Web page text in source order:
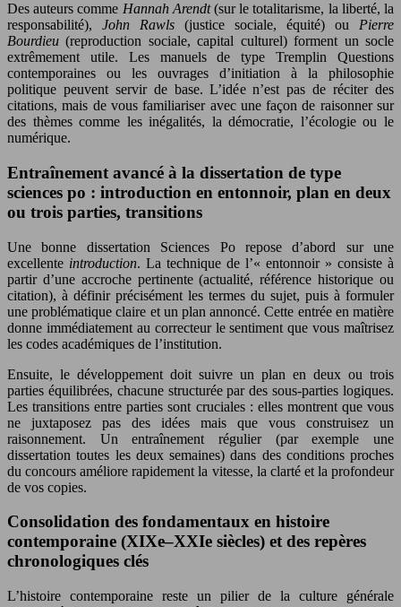
Des auteurs comme Hannah Arendt(sur le totalitarisme, la liberté, la
responsabilité), John Rawls (justice sociale, équité) ou Pierre
Bourdieu (reproduction sociale, capital culturel) forment un socle
extrêmement utile. Les manuels de type Tremplin Questions
contemporaines ou les ouvrages d’initiation à la philosophie
politique peuvent servir de base. L’idée n’est pas de réciter des
citations, mais de vous familiariser avec une façon de raisonner sur
des thèmes comme les inégalités, la démocratie, l’écologie ou le
numérique.
Entraînement avancé à la dissertation de type
sciences po : introduction en entonnoir, plan en deux
ou trois parties, transitions
Une bonne dissertation Sciences Po repose d’abord sur une
excellente introduction. La technique de l’« entonnoir » consiste à
partir d’une accroche pertinente (actualité, référence historique ou
citation), à définir précisément les termes du sujet, puis à formuler
une problématique claire et un plan annoncé. Cette entrée en matière
donne immédiatement au correcteur le sentiment que vous maîtrisez
les codes académiques de l’institution.
Ensuite, le développement doit suivre un plan en deux ou trois
parties équilibrées, chacune structurée par des sous-parties logiques.
Les transitions entre parties sont cruciales : elles montrent que vous
ne juxtaposez pas des idées mais que vous construisez un
raisonnement. Un entraînement régulier (par exemple une
dissertation toutes les deux semaines) dans des conditions proches
du concours améliore rapidement la vitesse, la clarté et la profondeur
de vos copies.
Consolidation des fondamentaux en histoire
contemporaine (XIXe–XXIe siècles) et des repères
chronologiques clés
L’histoire contemporaine reste un pilier de la culture générale